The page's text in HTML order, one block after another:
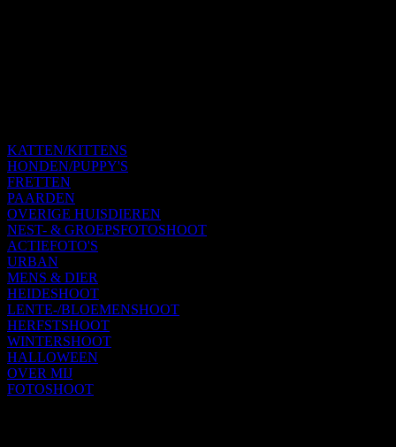
KATTEN/KITTENS
HONDEN/PUPPY'S
FRETTEN
PAARDEN
OVERIGE HUISDIEREN
NEST- & GROEPSFOTOSHOOT
ACTIEFOTO'S
URBAN
MENS & DIER
HEIDESHOOT
LENTE-/BLOEMENSHOOT
HERFSTSHOOT
WINTERSHOOT
HALLOWEEN
OVER MIJ
FOTOSHOOT